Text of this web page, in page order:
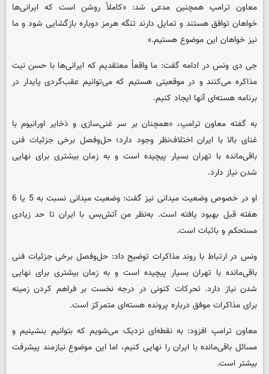
معاون ترامپ همچنین مدعی شد: «کاملاً روشن است که ایرانی‌ها
خواهان توافق هستند و تمایل دارند تنگه هرمز دوباره بازگشایی شود و ما
نیز خواهان این موضوع هستیم.»
جی دی ونس در ادامه گفت: ما واقعاً معتقدیم که ایرانی‌ها با حسن نیت
مذاکره می‌کنند و در موقعیتی هستیم که می‌توانیم عقب‌گردی پایدار در
برنامه هسته‌ای آنها ایجاد کنیم.
به گفته معاون ترامپ، «همچنان بر سر غنی‌سازی و ذخایر اورانیوم با
غنای بالا با ایران اختلاف‌نظر وجود دارد؛ حل‌وفصل برخی جزئیات فنی
باقی‌مانده با تهران بسیار پیچیده است و به زمان بیشتری برای نهایی
شدن نیاز دارد.
او در خصوص وضعیت میدانی نیز گفت: وضعیت میدانی نسبت به 5 یا 6
هفته قبل بهبود یافته است. به‌نظر من آتش‌بس با ایران تا حد زیادی
مستحکم و باثبات است.
ونس در ارتباط با روند مذاکرات توضیح داد: حل‌وفصل برخی جزئیات فنی
باقی‌مانده با تهران بسیار پیچیده است و به زمان بیشتری برای نهایی
شدن نیاز دارد. تحرکات کنونی در درجه نخست بر فراهم کردن زمینه
برای مذاکرات موفق درباره پرونده هسته‌ای متمرکز است.
معاون ترامپ افزود: به نقطه‌ای نزدیک می‌شویم که بتوانیم بنشینیم و
مسائل باقی‌مانده با ایران را نهایی کنیم، اما این موضوع نیازمند پیشرفت
بیشتر است.